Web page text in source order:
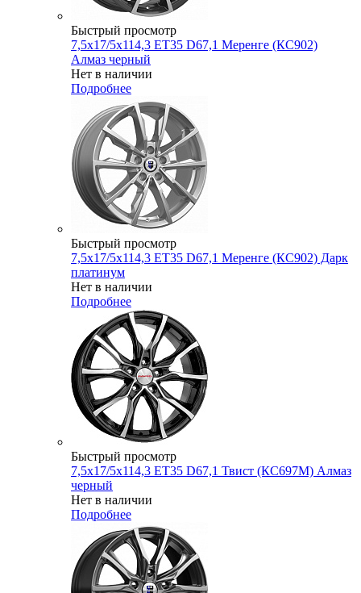
Быстрый просмотр
7,5x17/5x114,3 ET35 D67,1 Меренге (КС902)
Алмаз черный
Нет в наличии
Подробнее
Быстрый просмотр
7,5x17/5x114,3 ET35 D67,1 Меренге (КС902) Дарк
платинум
Нет в наличии
Подробнее
Быстрый просмотр
7,5x17/5x114,3 ET35 D67,1 Твист (КС697М) Алмаз
черный
Нет в наличии
Подробнее